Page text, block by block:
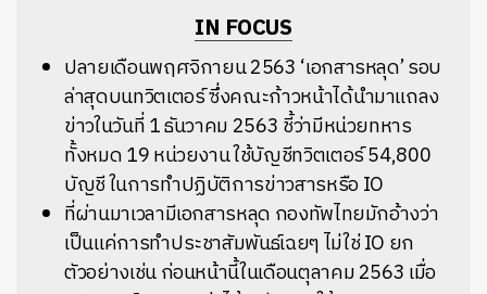
IN FOCUS
ปลายเดือนพฤศจิกายน 2563 ‘เอกสารหลุด’ รอบ
ล่าสุดบนทวิตเตอร์ ซึ่งคณะก้าวหน้าได้นำมาแถลง
ข่าวในวันที่ 1 ธันวาคม 2563 ชี้ว่ามีหน่วยทหาร
ทั้งหมด 19 หน่วยงาน ใช้บัญชีทวิตเตอร์ 54,800
บัญชี ในการทำปฏิบัติการข่าวสารหรือ IO
ที่ผ่านมาเวลามีเอกสารหลุด กองทัพไทยมักอ้างว่า
เป็นแค่การทำประชาสัมพันธ์เฉยๆ ไม่ใช่ IO ยก
ตัวอย่างเช่น ก่อนหน้านี้ในเดือนตุลาคม 2563 เมื่อ